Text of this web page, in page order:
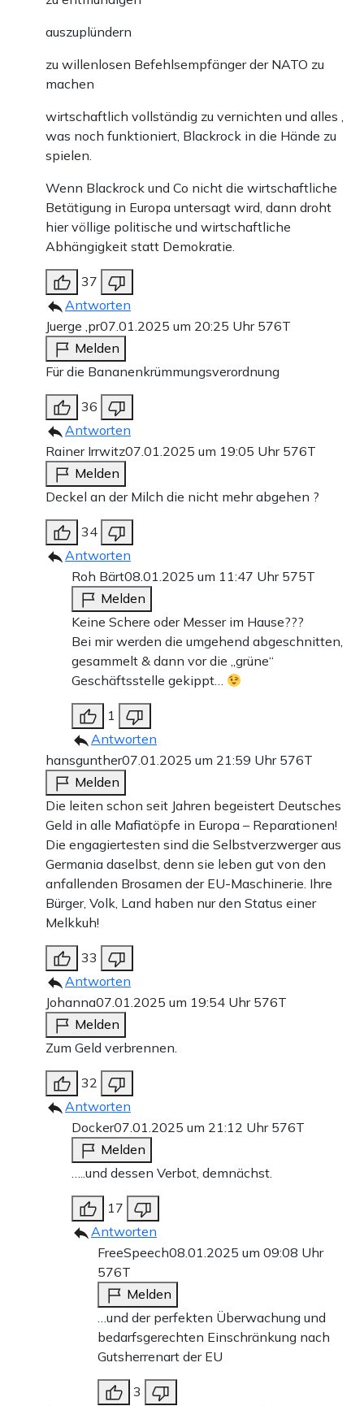
auszuplündern
zu willenlosen Befehlsempfänger der NATO zu
machen
wirtschaftlich vollständig zu vernichten und alles ,
was noch funktioniert, Blackrock in die Hände zu
spielen.
Wenn Blackrock und Co nicht die wirtschaftliche
Betätigung in Europa untersagt wird, dann droht
hier völlige politische und wirtschaftliche
Abhängigkeit statt Demokratie.
37
Antworten
Juerge ,pr07.01.2025 um 20:25 Uhr 576T
Melden
Für die Bananenkrümmungsverordnung
36
Antworten
Rainer Irrwitz07.01.2025 um 19:05 Uhr 576T
Melden
Deckel an der Milch die nicht mehr abgehen ?
34
Antworten
Roh Bärt08.01.2025 um 11:47 Uhr 575T
Melden
Keine Schere oder Messer im Hause???
Bei mir werden die umgehend abgeschnitten,
gesammelt & dann vor die „grüne“
Geschäftsstelle gekippt…
1
Antworten
hansgunther07.01.2025 um 21:59 Uhr 576T
Melden
Die leiten schon seit Jahren begeistert Deutsches
Geld in alle Mafiatöpfe in Europa – Reparationen!
Die engagiertesten sind die Selbstverzwerger aus
Germania daselbst, denn sie leben gut von den
anfallenden Brosamen der EU-Maschinerie. Ihre
Bürger, Volk, Land haben nur den Status einer
Melkkuh!
33
Antworten
Johanna07.01.2025 um 19:54 Uhr 576T
Melden
Zum Geld verbrennen.
32
Antworten
Docker07.01.2025 um 21:12 Uhr 576T
Melden
…..und dessen Verbot, demnächst.
17
Antworten
FreeSpeech08.01.2025 um 09:08 Uhr
576T
Melden
…und der perfekten Überwachung und
bedarfsgerechten Einschränkung nach
Gutsherrenart der EU
3